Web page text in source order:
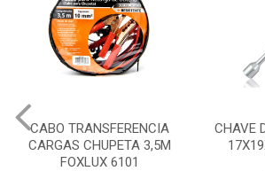
CABO TRANSFERENCIA
CARGAS CHUPETA 3,5M
FOXLUX 6101
CHAVE